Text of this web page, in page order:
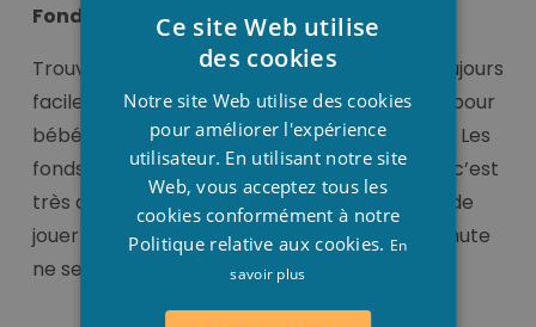
Fond doux gonflable
Trouvez l’équilibre pour un enfant n’ai pas toujours
facile. Heureusement il y a quelques piscines pour
bébé que nous vendons avec des fonds doux. Les
fonds de piscine sont gonflables. Comme ça c’est
très agréable pour votre bébé ou tous petit de
jouer dans la piscine, il peut s’allonger et la chute
ne sera pas pénible.
ENGLISH
Ce site Web utilise
des cookies
Notre site Web utilise des cookies
pour améliorer l'expérience
utilisateur. En utilisant notre site
Web, vous acceptez tous les
cookies conformément à notre
Politique relative aux cookies. En
savoir plus